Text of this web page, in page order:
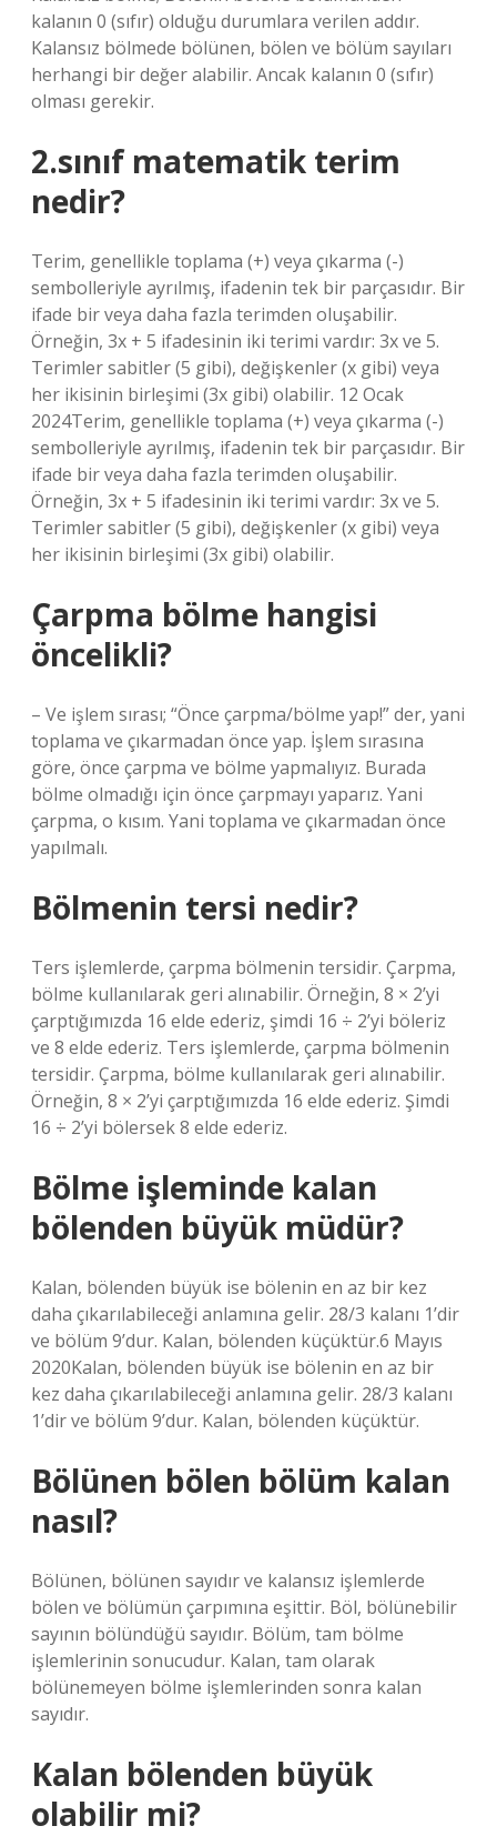
kalanın 0 (sıfır) olduğu durumlara verilen addır.
Kalansız bölmede bölünen, bölen ve bölüm sayıları
herhangi bir değer alabilir. Ancak kalanın 0 (sıfır)
olması gerekir.
2.sınıf matematik terim
nedir?
Terim, genellikle toplama (+) veya çıkarma (-)
sembolleriyle ayrılmış, ifadenin tek bir parçasıdır. Bir
ifade bir veya daha fazla terimden oluşabilir.
Örneğin, 3x + 5 ifadesinin iki terimi vardır: 3x ve 5.
Terimler sabitler (5 gibi), değişkenler (x gibi) veya
her ikisinin birleşimi (3x gibi) olabilir. 12 Ocak
2024Terim, genellikle toplama (+) veya çıkarma (-)
sembolleriyle ayrılmış, ifadenin tek bir parçasıdır. Bir
ifade bir veya daha fazla terimden oluşabilir.
Örneğin, 3x + 5 ifadesinin iki terimi vardır: 3x ve 5.
Terimler sabitler (5 gibi), değişkenler (x gibi) veya
her ikisinin birleşimi (3x gibi) olabilir.
Çarpma bölme hangisi
öncelikli?
– Ve işlem sırası; “Önce çarpma/bölme yap!” der, yani
toplama ve çıkarmadan önce yap. İşlem sırasına
göre, önce çarpma ve bölme yapmalıyız. Burada
bölme olmadığı için önce çarpmayı yaparız. Yani
çarpma, o kısım. Yani toplama ve çıkarmadan önce
yapılmalı.
Bölmenin tersi nedir?
Ters işlemlerde, çarpma bölmenin tersidir. Çarpma,
bölme kullanılarak geri alınabilir. Örneğin, 8 × 2’yi
çarptığımızda 16 elde ederiz, şimdi 16 ÷ 2’yi böleriz
ve 8 elde ederiz. Ters işlemlerde, çarpma bölmenin
tersidir. Çarpma, bölme kullanılarak geri alınabilir.
Örneğin, 8 × 2’yi çarptığımızda 16 elde ederiz. Şimdi
16 ÷ 2’yi bölersek 8 elde ederiz.
Bölme işleminde kalan
bölenden büyük müdür?
Kalan, bölenden büyük ise bölenin en az bir kez
daha çıkarılabileceği anlamına gelir. 28/3 kalanı 1’dir
ve bölüm 9’dur. Kalan, bölenden küçüktür.6 Mayıs
2020Kalan, bölenden büyük ise bölenin en az bir
kez daha çıkarılabileceği anlamına gelir. 28/3 kalanı
1’dir ve bölüm 9’dur. Kalan, bölenden küçüktür.
Bölünen bölen bölüm kalan
nasıl?
Bölünen, bölünen sayıdır ve kalansız işlemlerde
bölen ve bölümün çarpımına eşittir. Böl, bölünebilir
sayının bölündüğü sayıdır. Bölüm, tam bölme
işlemlerinin sonucudur. Kalan, tam olarak
bölünemeyen bölme işlemlerinden sonra kalan
sayıdır.
Kalan bölenden büyük
olabilir mi?